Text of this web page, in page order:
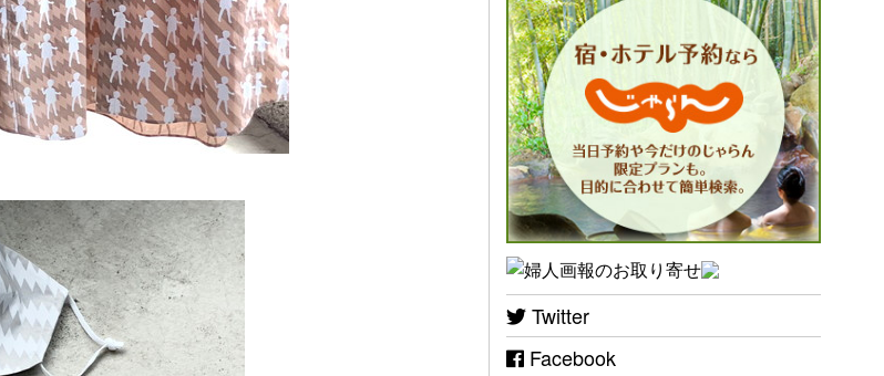
Twitter
Facebook